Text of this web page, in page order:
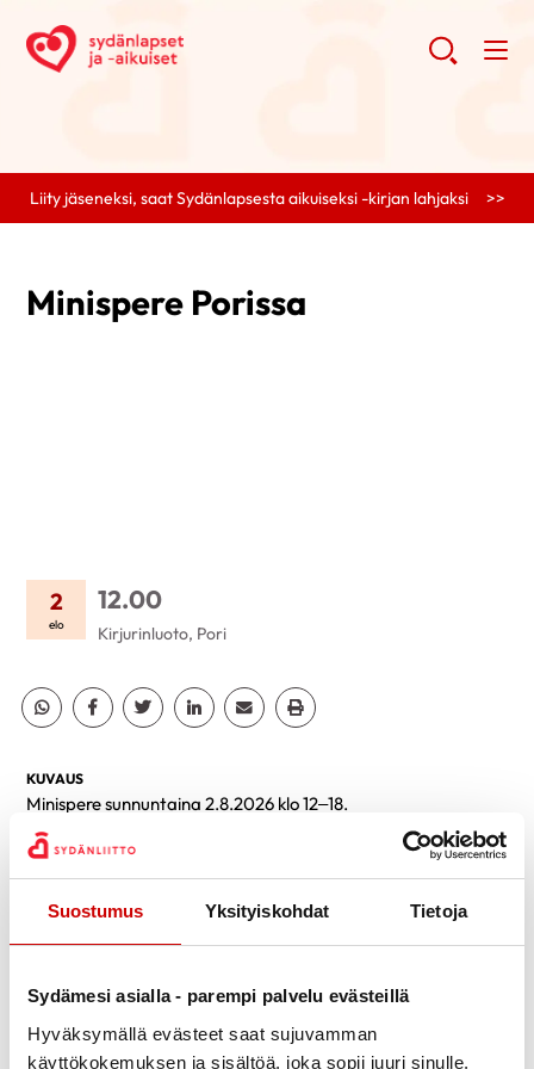
Suostumus Yksityiskohdat Tietoja
Sydämesi asialla - parempi palvelu evästeillä
Hyväksymällä evästeet saat sujuvamman
käyttökokemuksen ja sisältöä, joka sopii juuri sinulle.
Liity jäseneksi, saat Sydänlapsesta aikuiseksi -kirjan lahjaksi >>
Minispere Porissa
2
elo
12.00
Kirjurinluoto, Pori
Jaa Whatsapp
Jaa Facebook
Jaa TwitterJaa Linkedin
Jaa EmailJaa Print
KUVAUS
Minispere sunnuntaina 2.8.2026 klo 12–18.
Tänä vuonna meillä mahdollisuus osallistua omaan VIP-tilaan,
joka meidän käytössä ja siellä meillä menuna:
pork, lohkoperunoita, jääsalaattia, punasipulia, kurkkua,
tomaattia, cheddarjuustoa, coleslaw, majoneesit. Jälkkärinä
Tilaisuudessa esiintyy jättisuosiosta nauttiva Lauri Haav joka
on Jyväskylästä kotoisin oleva, räpin, popin ja R’n’B:n